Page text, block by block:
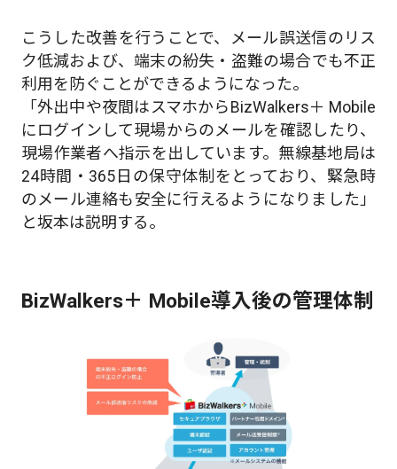
こうした改善を行うことで、メール誤送信のリス
ク低減および、端末の紛失・盗難の場合でも不正
利用を防ぐことができるようになった。
「外出中や夜間はスマホからBizWalkers＋ Mobile
にログインして現場からのメールを確認したり、
現場作業者へ指示を出しています。無線基地局は
24時間・365日の保守体制をとっており、緊急時
のメール連絡も安全に行えるようになりました」
と坂本は説明する。
BizWalkers＋ Mobile導入後の管理体制